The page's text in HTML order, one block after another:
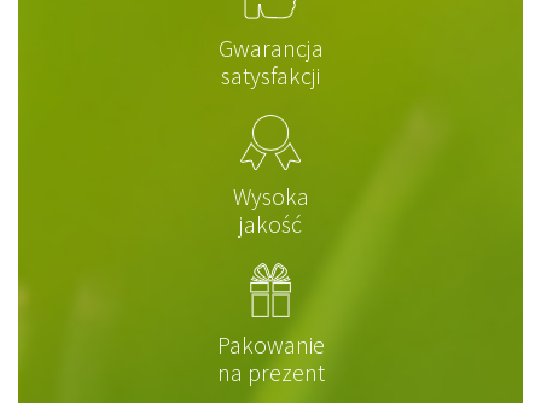
Gwarancja
satysfakcji
Wysoka
jakość
Pakowanie
na prezent